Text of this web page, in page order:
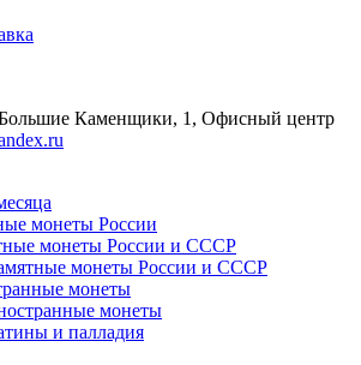
Каменщики, 1, Офисный центр
монеты России
монеты России и СССР
монеты России и СССР
монеты
монеты
и палладия